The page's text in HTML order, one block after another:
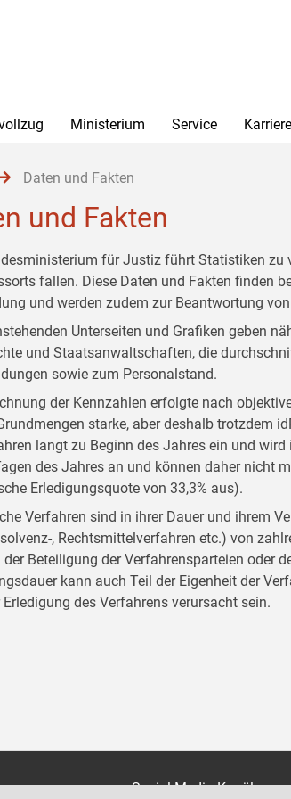
Ministerium Service
Daten und Fakten
und Fakten
für Justiz führt Statistiken zu
fallen. Diese Daten und Fakten finden
und werden zudem zur Beantwortung
Unterseiten und Grafiken geben
und Staatsanwaltschaften, die
sowie zum Personalstand.
der Kennzahlen erfolgte nach
starke, aber deshalb trotzdem
langt zu Beginn des Jahres ein und
des Jahres an und können daher nicht
Erledigungsquote von 33,3% aus).
Verfahren sind in ihrer Dauer und ihrem
, Rechtsmittelverfahren etc.) von
Beteiligung der Verfahrensparteien oder
kann auch Teil der Eigenheit der
des Verfahrens verursacht sein.
Social Media Kanäle